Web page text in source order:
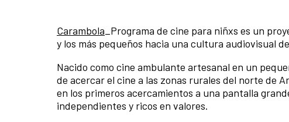
Carambola _Programa de cine para niñxs es un
y los más pequeños hacia una cultura audiovisual
Nacido como cine ambulante artesanal en un
de acercar el cine a las zonas rurales del norte de
en los primeros acercamientos a una pantalla
independientes y ricos en valores.